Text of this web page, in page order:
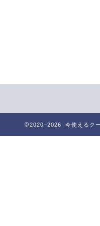
2020–2026 今使えるク